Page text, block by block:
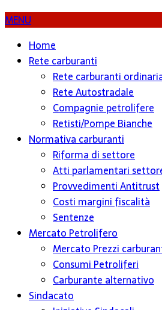
MENU
Home
Rete carburanti
Rete carburanti
Rete Autostradale
Compagnie petrolifere
Retisti/Pompe Bianche
Normativa carburanti
Riforma di settore
Atti parlamentari
Provvedimenti Antitrust
Costi margini fiscalità
Sentenze
Mercato Petrolifero
Mercato Prezzi
Consumi Petroliferi
Carburante alternativo
Sindacato